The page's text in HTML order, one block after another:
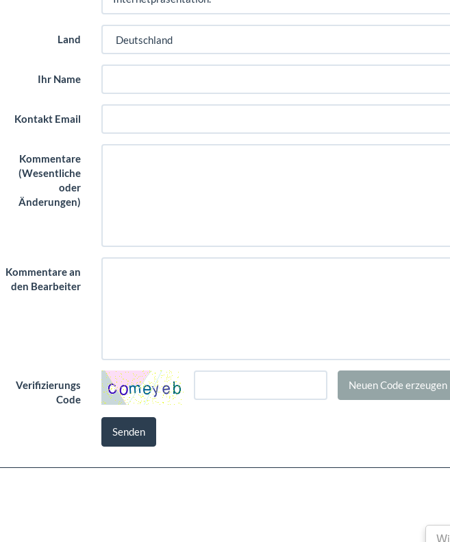
Land
Ihr Name
Kontakt Email
Kommentare
(Wesentliche
oder
Änderungen)
Kommentare an
den Bearbeiter
Verifizierungs
Code